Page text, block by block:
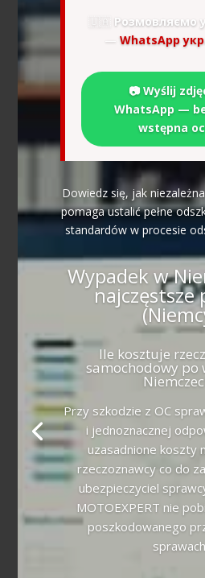
🇺🇦 Розмовляємо
— WhatsApp
📷 Wyślij
WhatsApp —
wstępna
Dowiedz się, jak
pomaga ustalić pełne
standardów w procesie
Wypadek w
najczęstsze
Ile kosztuje
samochodowy po
Przy szkodzie z OC
i jednoznacznej
uzasadnione koszty
rzeczoznawcy co do
ubezpieczyciel
MOTOEXPERT nie
poszkodowanego